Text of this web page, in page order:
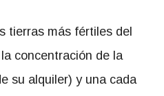
tierras más fértiles del
concentración de la
su alquiler) y una cada